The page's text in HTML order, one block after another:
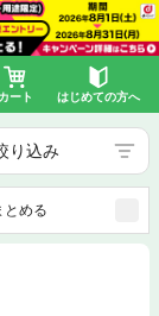
カート はじめての方へ
り込み
とめる